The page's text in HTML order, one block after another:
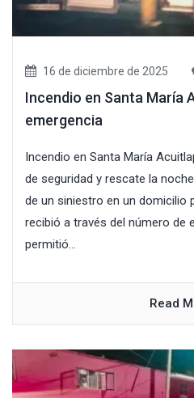
16 de diciembre de 2025
Incendio en Santa María
emergencia
Incendio en Santa María
de seguridad y rescate la
de un siniestro en un domicilio
recibió a través del número de
permitió...
Read